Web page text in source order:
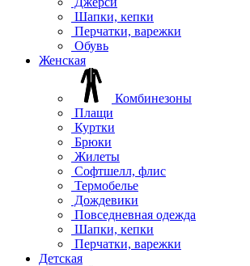
Шапки, кепки
Перчатки, варежки
Обувь
Женская
Комбинезоны
Плащи
Куртки
Брюки
Жилеты
Софтшелл, флис
Термобелье
Дождевики
Повседневная одежда
Шапки, кепки
Перчатки, варежки
Детская